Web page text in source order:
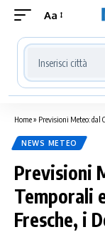
Aa
Cerca località
Home» Previsioni Meteo: dal
NEWS METEO
Previsioni
Temporali
Fresche, i